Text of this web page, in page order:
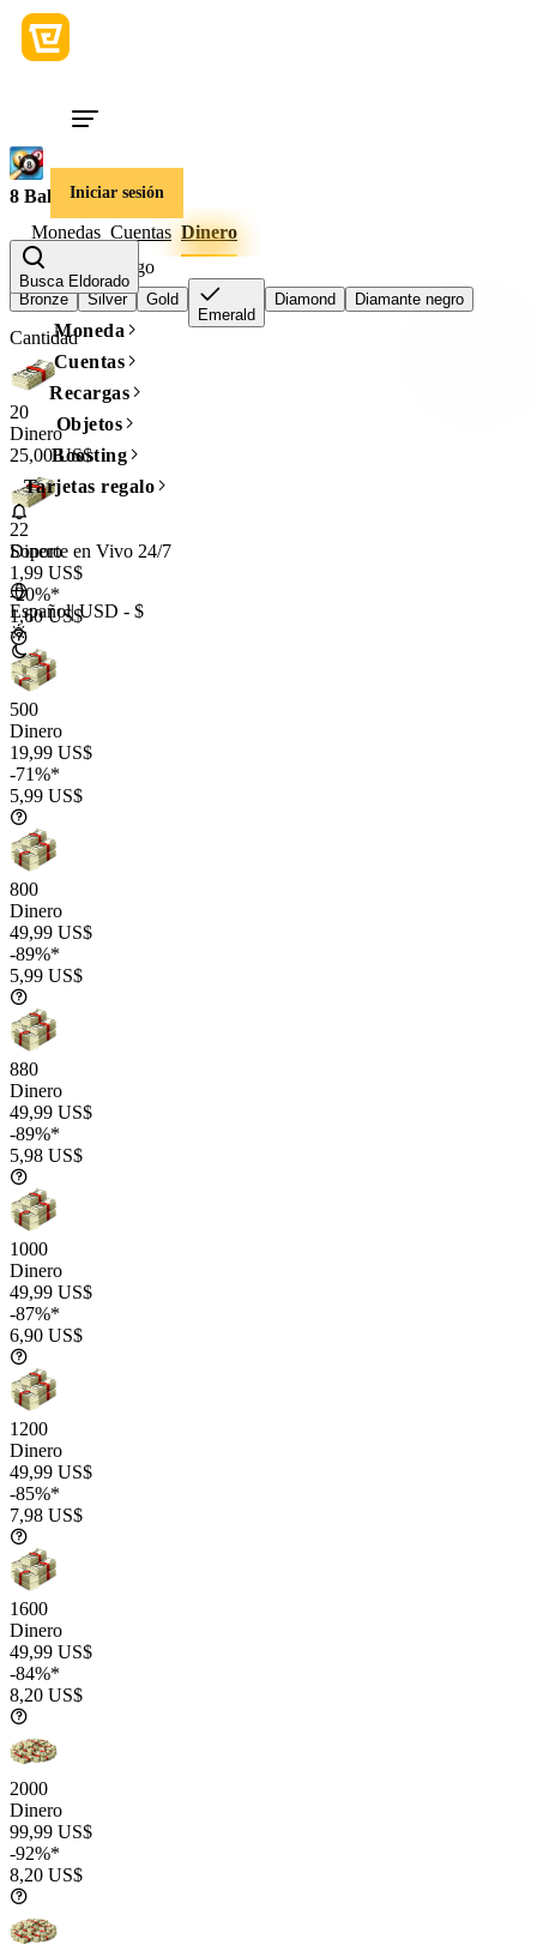
Iniciar sesión
Busca Eldorado
Moneda
Cuentas
Recargas
Objetos
Boosting
Tarjetas regalo
Soporte en Vivo 24/7
Español|USD - $
8 Ball Pool
Monedas Cuentas Dinero
Nivel vip del juego
Bronze Silver
Gold
Emerald
Diamond Diamante negro
Cantidad
20
Dinero
25,00 US$
22
Dinero
1,99 US$
-20%*
1,60 US$
500
Dinero
19,99 US$
-71%*
5,99 US$
800
Dinero
49,99 US$
-89%*
5,99 US$
880
Dinero
49,99 US$
-89%*
5,98 US$
1000
Dinero
49,99 US$
-87%*
6,90 US$
1200
Dinero
49,99 US$
-85%*
7,98 US$
1600
Dinero
49,99 US$
-84%*
8,20 US$
2000
Dinero
99,99 US$
-92%*
8,20 US$